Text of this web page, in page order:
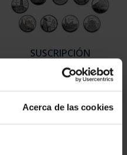
Acerca de las cookies
SUSCRIPCIÓN
CAPITALES DE
PROVINCIA 2
949,00 €
Sólo para usuarios
registrados